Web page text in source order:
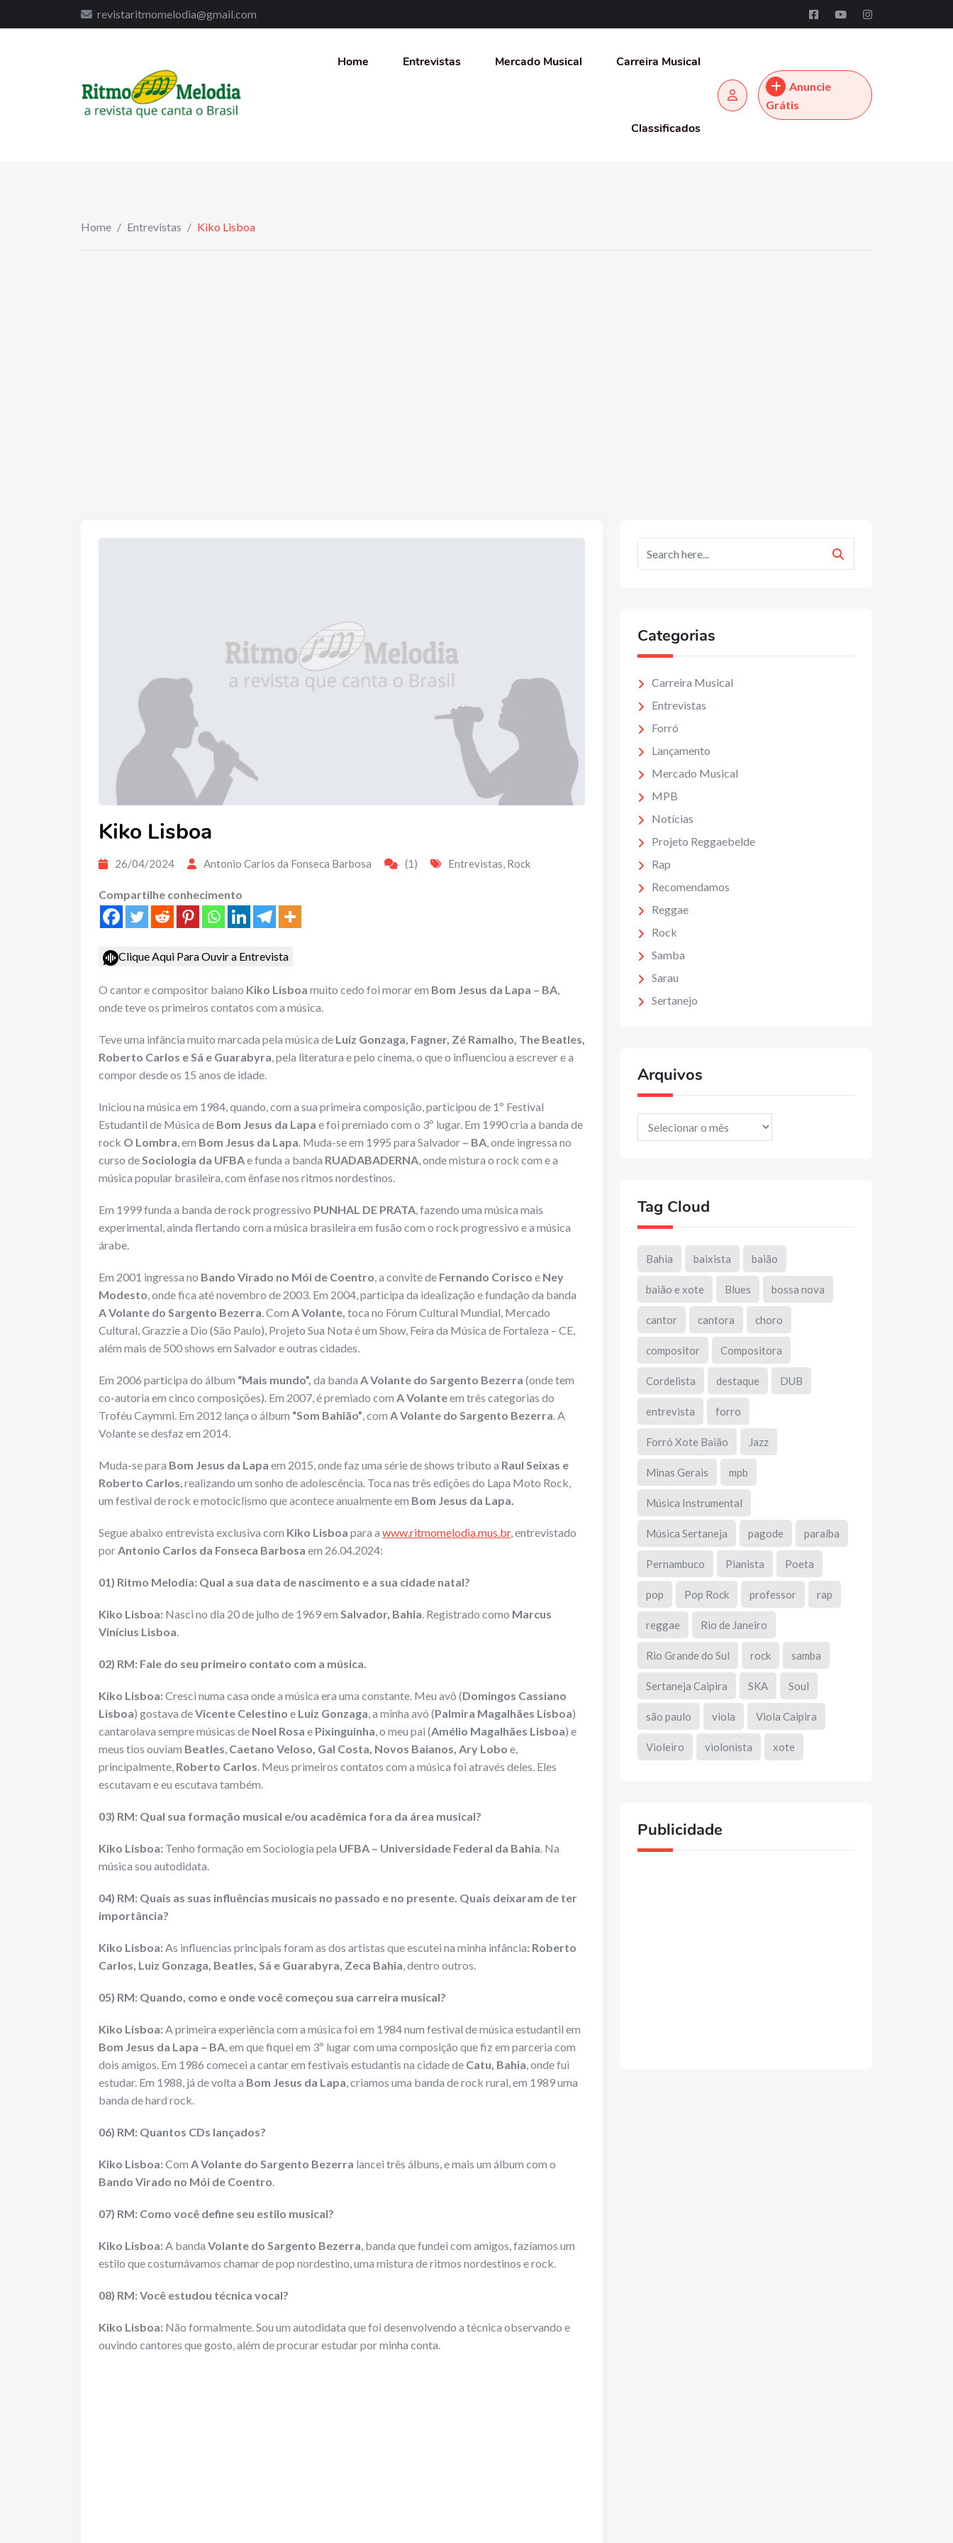
revistaritmomelodia@gmail.com
Home Entrevistas Mercado Musical Carreira Musical
Classificados
Anuncie
Grátis
Home / Entrevistas / Kiko Lisboa
Kiko Lisboa
26/04/2024 Antonio Carlos da Fonseca Barbosa (1) Entrevistas, Rock
Compartilhe conhecimento
Clique Aqui Para Ouvir a Entrevista
O cantor e compositor baiano Kiko Lisboa muito cedo foi morar em Bom Jesus da Lapa – BA,
onde teve os primeiros contatos com a música.
Teve uma infância muito marcada pela música de Luiz Gonzaga, Fagner, Zé Ramalho, The Beatles,
Roberto Carlos e Sá e Guarabyra, pela literatura e pelo cinema, o que o influenciou a escrever e a
compor desde os 15 anos de idade.
Iniciou na música em 1984, quando, com a sua primeira composição, participou de 1º Festival
Estudantil de Música de Bom Jesus da Lapa e foi premiado com o 3º lugar. Em 1990 cria a banda de
rock O Lombra, em Bom Jesus da Lapa. Muda-se em 1995 para Salvador – BA, onde ingressa no
curso deSociologia da UFBAe funda a banda RUADABADERNA, onde mistura o rock com e a
música popular brasileira, com ênfase nos ritmos nordestinos.
Em 1999 funda a banda de rock progressivo PUNHAL DE PRATA, fazendo uma música mais
experimental, ainda flertando com a música brasileira em fusão com o rock progressivo e a música
árabe.
Em 2001 ingressa no Bando Virado no Mói de Coentro, a convite de Fernando Corisco e Ney
Modesto, onde fica até novembro de 2003. Em 2004, participa da idealização e fundação da banda
A Volante do Sargento Bezerra. Com A Volante, toca no Fórum Cultural Mundial, Mercado
Cultural, Grazzie a Dio (São Paulo), Projeto Sua Nota é um Show, Feira da Música de Fortaleza – CE,
além mais de 500 shows em Salvador e outras cidades.
Em 2006 participa do álbum “Mais mundo”, da banda A Volante do Sargento Bezerra (onde tem
co-autoria em cinco composições). Em 2007, é premiado com A Volanteem três categorias do
Troféu Caymmi. Em 2012 lança o álbum “Som Bahião”, com A Volante do Sargento Bezerra. A
Volante se desfaz em 2014.
Muda-se para Bom Jesus da Lapa em 2015, onde faz uma série de shows tributo a Raul Seixas e
Roberto Carlos, realizando um sonho de adolescência. Toca nas três edições do Lapa Moto Rock,
um festival de rock e motociclismo que acontece anualmente em Bom Jesus da Lapa.
Segue abaixo entrevista exclusiva com Kiko Lisboa para a www.ritmomelodia.mus.br, entrevistado
porAntonio Carlos da Fonseca Barbosa em 26.04.2024:
01) Ritmo Melodia: Qual a sua data de nascimento e a sua cidade natal?
Kiko Lisboa: Nasci no dia 20 de julho de 1969 em Salvador, Bahia. Registrado como Marcus
Vinícius Lisboa.
02) RM: Fale do seu primeiro contato com a música.
Kiko Lisboa:Cresci numa casa onde a música era uma constante. Meu avô (Domingos Cassiano
Lisboa) gostava deVicente Celestino e Luiz Gonzaga, a minha avó (Palmira Magalhães Lisboa)
cantarolava sempre músicas de Noel Rosa e Pixinguinha, o meu pai (Amélio Magalhães Lisboa) e
meus tios ouviam Beatles, Caetano Veloso, Gal Costa, Novos Baianos, Ary Lobo e,
principalmente, Roberto Carlos. Meus primeiros contatos com a música foi através deles. Eles
escutavam e eu escutava também.
03) RM: Qual sua formação musical e/ou acadêmica fora da área musical?
Kiko Lisboa: Tenho formação em Sociologia pela UFBA – Universidade Federal da Bahia. Na
música sou autodidata.
04) RM: Quais as suas influências musicais no passado e no presente. Quais deixaram de ter
importância?
Kiko Lisboa:As influencias principais foram as dos artistas que escutei na minha infância: Roberto
Carlos, Luiz Gonzaga, Beatles, Sá e Guarabyra, Zeca Bahia, dentro outros.
05) RM: Quando, como e onde você começou sua carreira musical?
Kiko Lisboa:A primeira experiência com a música foi em 1984 num festival de música estudantil em
Bom Jesus da Lapa – BA, em que fiquei em 3º lugar com uma composição que fiz em parceria com
dois amigos. Em 1986 comecei a cantar em festivais estudantis na cidade de Catu, Bahia, onde fui
estudar. Em 1988, já de volta a Bom Jesus da Lapa, criamos uma banda de rock rural, em 1989 uma
banda de hard rock.
06) RM: Quantos CDs lançados?
Kiko Lisboa:Com A Volante do Sargento Bezerra lancei três álbuns, e mais um álbum com o
Bando Virado no Mói de Coentro.
07) RM: Como você define seu estilo musical?
Kiko Lisboa:A banda Volante do Sargento Bezerra, banda que fundei com amigos, fazíamos um
estilo que costumávamos chamar de pop nordestino, uma mistura de ritmos nordestinos e rock.
08) RM: Você estudou técnica vocal?
Kiko Lisboa: Não formalmente. Sou um autodidata que foi desenvolvendo a técnica observando e
ouvindo cantores que gosto, além de procurar estudar por minha conta.
Categorias
Carreira Musical
Entrevistas
Forró
Lançamento
Mercado Musical
MPB
Notícias
Projeto Reggaebelde
Rap
Recomendamos
Reggae
Rock
Samba
Sarau
Sertanejo
Arquivos
Arquivos
Tag Cloud
Bahia baixista baião
baião e xote Blues bossa nova
cantor cantora choro
compositor Compositora
Cordelista destaque DUB
entrevista forro
Forró Xote Baião Jazz
Minas Gerais mpb
Música Instrumental
Música Sertaneja pagode paraíba
Pernambuco Pianista Poeta
pop Pop Rock professor rap
reggae Rio de Janeiro
Rio Grande do Sul rock samba
Sertaneja Caipira SKA Soul
são paulo viola Viola Caipira
Violeiro violonista xote
Publicidade